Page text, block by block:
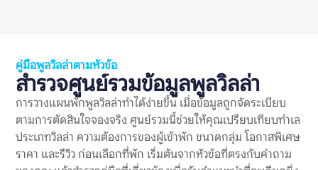
ไว้ก่อนหรือไม่ เจ้าของอธิบายอย่างไร และมีผู้เข้าพักคนอื่นเจอ
ปัญหาแบบเดียวกันซ้ำหรือเปล่า ทำไมข้อร้องเรียนเรื่องเงินมัดจำจึง
สำคัญ? พูลวิลล่ามักมีค่าใช้จ่ายสูงกว่าที่พักทั่วไป และมักจองเป็นก
ลุ่ม การวางเงินมัดจำจึงอาจเป็นจำนวนเงินที่ไม่น้อย หากเกิดความ
เข้าใจผิดเรื่องการคืนเงินหรือการหักเงิน อาจกระทบความรู้สึกของ
ทั้งกลุ่ม แม้ตัวบ้านจะดีหรือทริปโดยรวมจะสนุกก็ตาม ข้อร้องเรียน
เงินมัดจำพูลวิลล่าเป็นสัญญาณเตือนที่สำคัญ เพราะช่วยสะท้อน
หลายเรื่องพร้อมกัน ได้แก่ ความชัดเจนของกฎบ้าน ความโปร่งใส
ของค่าใช้จ่าย วิธีสื่อสารของเจ้าของที่พัก […]
คู่มือพูลวิลล่าตามหัวข้อ
สำรวจศูนย์รวมข้อมูลพูลวิลล่า
การวางแผนพักพูลวิลล่าทำได้ง่ายขึ้น เมื่อข้อมูลถูกจัดระเบียบ
ตามการตัดสินใจจองจริง ศูนย์รวมนี้ช่วยให้คุณเปรียบเทียบทำเล
ประเภทวิลล่า ความต้องการของผู้เข้าพัก ขนาดกลุ่ม โอกาสพิเศษ
ราคา และรีวิว ก่อนเลือกที่พัก เริ่มต้นจากหัวข้อที่ตรงกับคำถาม